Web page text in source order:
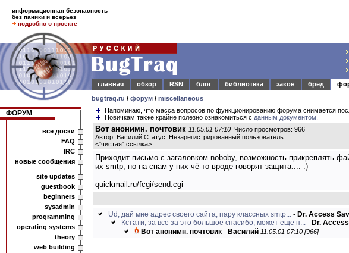
информационная безопасность
без паники и всерьез
подробно о проекте
главная
обзор RSN блог библиотека закон бред
bugtraq.ru / форум / miscellaneous
ФОРУМ
все доски
FAQ
IRC
новые сообщения
site updates
guestbook
beginners
sysadmin
programming
operating systems
theory
web building
Напоминаю, что масса вопросов по функционированию форума снимается
Новичкам также крайне полезно ознакомиться с данным документом
Вот анонимн. почтовик 11.05.01 07:10 Число просмотров: 966
Автор: Василий Статус: Незарегистрированный пользователь
<"чистая" ссылка>
Приходит письмо с загаловком noboby, возможность прикреплять
их smtp, но на спам у них чё-то вроде говорят защита.... :)
quickmail.ru/fcgi/send.cgi
Ud, дай мне адрес своего сайта, пару классных smtp... - Dr. Access
Кстати, за все за это большое спасибо, может еще п... - Dr.
Вот анонимн. почтовик - Василий 11.05.01 07:10 [966]